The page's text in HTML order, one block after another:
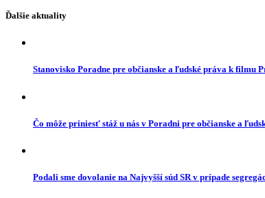
Ďalšie aktuality
Stanovisko Poradne pre občianske a ľudské práva k filmu
Čo môže priniesť stáž u nás v Poradni pre občianske a
Podali sme dovolanie na Najvyšší súd SR v prípade